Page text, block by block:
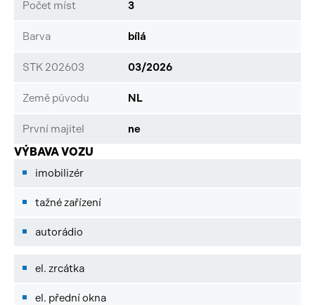
Počet míst 3
Barva bílá
STK 202603 03/2026
Země původu NL
První majitel ne
VÝBAVA VOZU
imobilizér
tažné zařízení
autorádio
el. zrcátka
el. přední okna